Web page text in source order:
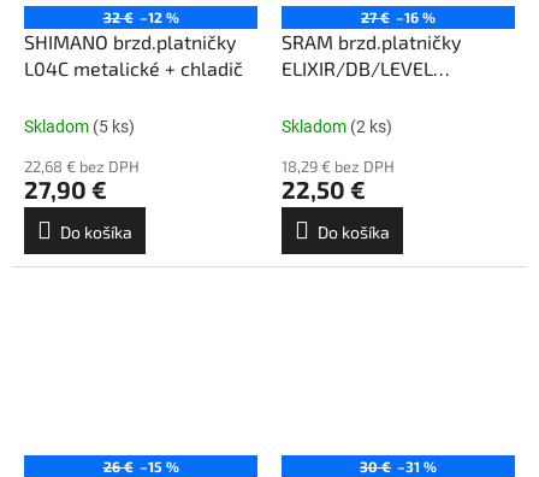
32 € –12 %
SHIMANO brzd.platničky
L04C metalické + chladič
Skladom (5 ks)
22,68 € bez DPH
27,90 €
Do košíka
27 € –16 %
SRAM brzd.platničky
ELIXIR/DB/LEVEL
Skladom (2 ks)
18,29 € bez DPH
22,50 €
Do košíka
26 € –15 % 30 € –31 %